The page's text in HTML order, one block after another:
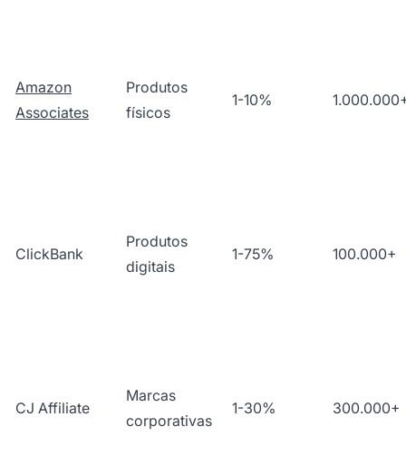
Amazon
Associates
Produtos
físicos
1-10%
ClickBank
Produtos
digitais
1-75% 100.000+
CJ Affiliate
Marcas
corporativas
1-30% 300.000+